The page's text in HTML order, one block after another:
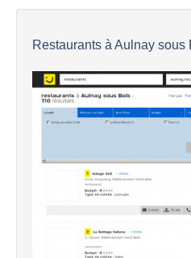
Restaurants à Aulnay sous